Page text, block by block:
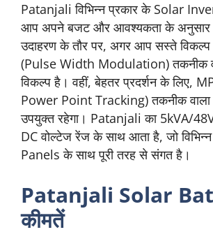
Patanjali विभिन्न प्रकार के Solar
आप अपने बजट और आवश्यकता के अनुसार
उदाहरण के तौर पर, अगर आप सस्ते
(Pulse Width Modulation) तकनीक
विकल्प है। वहीं, बेहतर प्रदर्शन के लिए,
Power Point Tracking) तकनीक वाला
उपयुक्त रहेगा। Patanjali का 5kVA/
DC वोल्टेज रेंज के साथ आता है, जो
Panels के साथ पूरी तरह से संगत है।
Patanjali Solar
कीमतें